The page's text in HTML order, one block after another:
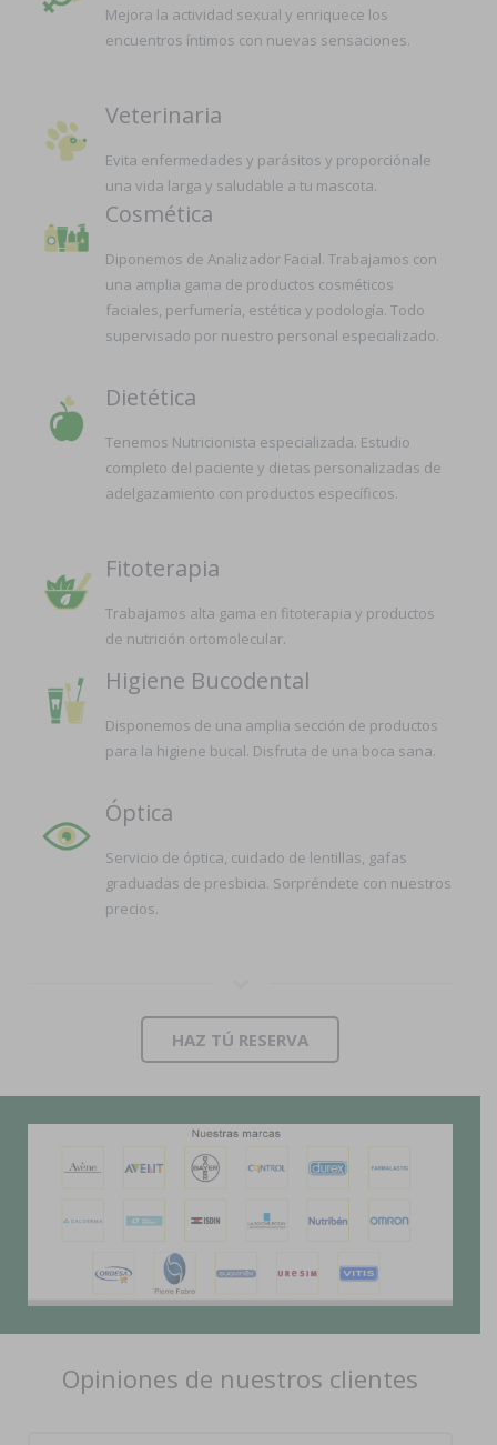
Mejora la actividad sexual y enriquece los
encuentros íntimos con nuevas sensaciones.
Veterinaria
Evita enfermedades y parásitos y proporciónale
una vida larga y saludable a tu mascota.
Cosmética
Diponemos de Analizador Facial. Trabajamos con
una amplia gama de productos cosméticos
faciales, perfumería, estética y podología. Todo
supervisado por nuestro personal especializado.
Dietética
Tenemos Nutricionista especializada. Estudio
completo del paciente y dietas personalizadas de
adelgazamiento con productos específicos.
Fitoterapia
Trabajamos alta gama en fitoterapia y productos
de nutrición ortomolecular.
Higiene Bucodental
Disponemos de una amplia sección de productos
para la higiene bucal. Disfruta de una boca sana.
Óptica
Servicio de óptica, cuidado de lentillas, gafas
graduadas de presbicia. Sorpréndete con nuestros
precios.
HAZ TÚ RESERVA
Opiniones de nuestros clientes